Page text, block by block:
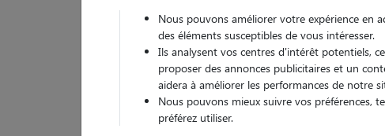
Nous pouvons améliorer votre expérience en
des éléments susceptibles de vous intéresser.
Ils analysent vos centres d'intérêt potentiels,
proposer des annonces publicitaires et un
aidera à améliorer les performances de notre
Nous pouvons mieux suivre vos préférences,
préférez utiliser.